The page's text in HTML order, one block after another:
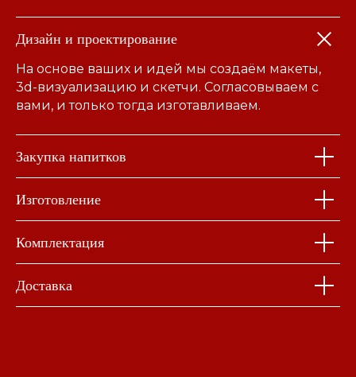
Дизайн и проектирование
На основе ваших и идей мы создаём макеты,
3d-визуализацию и скетчи. Согласовываем с
вами, и только тогда изготавливаем.
Закупка напитков
Изготовление
Комплектация
Доставка